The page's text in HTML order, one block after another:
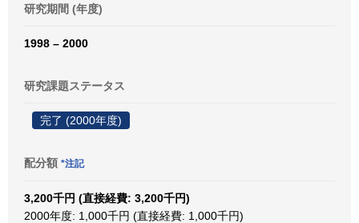
研究期間 (年度)
1998 – 2000
研究課題ステータス
完了 (2000年度)
配分額 *注記
3,200千円 (直接経費: 3,200千円)
2000年度: 1,000千円 (直接経費: 1,000千円)